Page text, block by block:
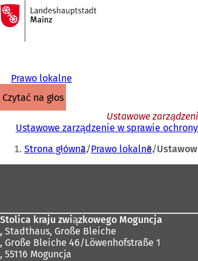
Przejdź do treści
Do
strony
głównej
Prawo lokalne
czytać na głos
Ustawowe
Ustawowe zarządzenie w sprawie
Jesteś
tutaj:
Strona główna Prawo lokalne
Stolica kraju związkowego Moguncja
, Stadthaus, Große Bleiche
, Große Bleiche 46/Löwenhofstraße 1
, 55116 Moguncja